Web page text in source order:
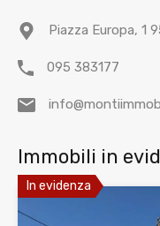
Piazza Europa, 1
095 383177
Immobili in
In evidenza